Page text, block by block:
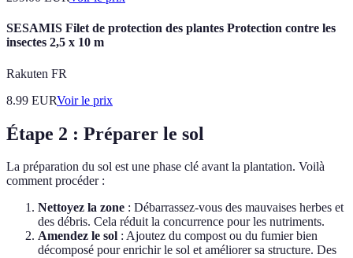
SESAMIS Filet de protection des plantes Protection contre les
insectes 2,5 x 10 m
Rakuten FR
8.99 EURVoir le prix
Étape 2 : Préparer le sol
La préparation du sol est une phase clé avant la plantation. Voilà
comment procéder :
Nettoyez la zone : Débarrassez-vous des mauvaises herbes et
des débris. Cela réduit la concurrence pour les nutriments.
Amendez le sol : Ajoutez du compost ou du fumier bien
décomposé pour enrichir le sol et améliorer sa structure. Des